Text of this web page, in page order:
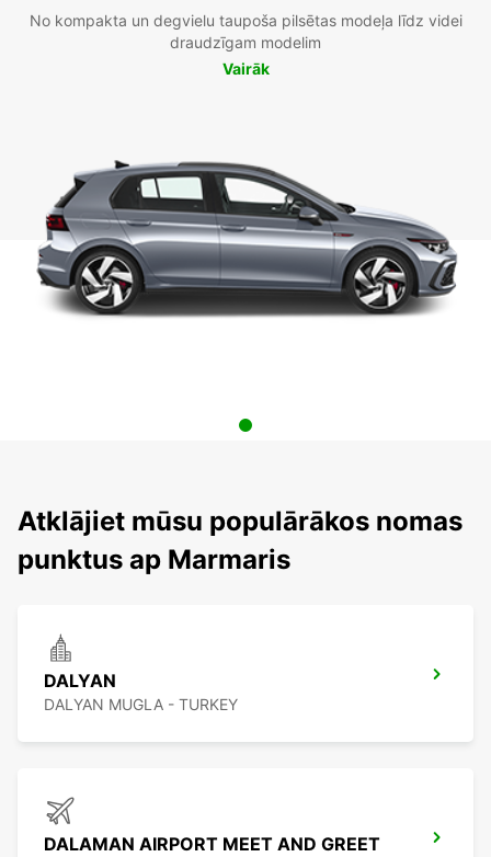
No kompakta un degvielu taupoša pilsētas modeļa līdz videi
draudzīgam modelim
Vairāk
Atklājiet mūsu populārākos nomas
punktus ap Marmaris
DALYAN
DALYAN MUGLA - TURKEY
DALAMAN AIRPORT MEET AND GREET